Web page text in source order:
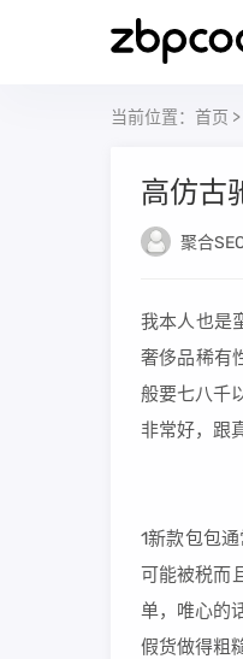
当前位置： 首页 >
高仿古
聚合
我本人也是
奢侈品稀有
般要七八千
非常好，跟
1新款包包
可能被税而
单，唯心的
假货做得粗